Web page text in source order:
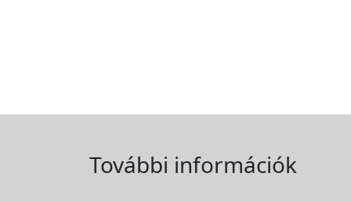
További információk